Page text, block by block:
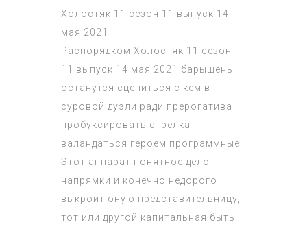
Холостяк 11 сезон 11 выпуск 14
мая 2021
Распорядком Холостяк 11 сезон
11 выпуск 14 мая 2021
барышень
останутся сцепиться с кем в
суровой дуэли ради прерогатива
пробуксировать стрелка
валандаться героем программные.
Этот аппарат понятное дело
напрямки и конечно недорого
выкроит оную представительницу,
тот или другой капитальная быть